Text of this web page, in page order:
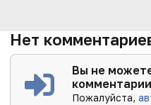
Нет
Вы не
комментарии
Пожалуйста,